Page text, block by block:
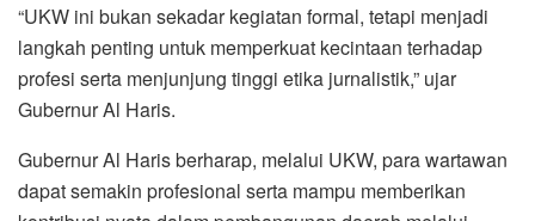
“UKW ini bukan sekadar kegiatan formal, tetapi menjadi
langkah penting untuk memperkuat kecintaan terhadap
profesi serta menjunjung tinggi etika jurnalistik,” ujar
Gubernur Al Haris.
Gubernur Al Haris berharap, melalui UKW, para wartawan
dapat semakin profesional serta mampu memberikan